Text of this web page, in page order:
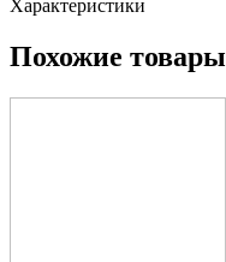
Характеристики
Похожие товары